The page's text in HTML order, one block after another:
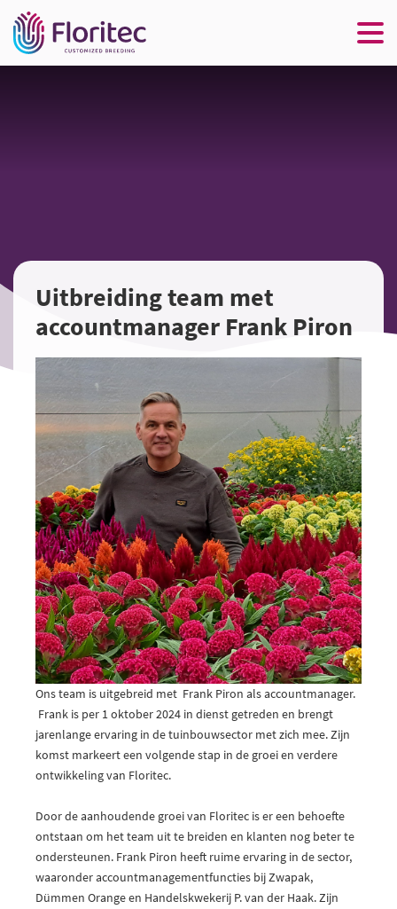
Uitbreiding team met
accountmanager Frank Piron
Ons team is uitgebreid met Frank Piron als accountmanager.
Frank is per 1 oktober 2024 in dienst getreden en brengt
jarenlange ervaring in de tuinbouwsector met zich mee. Zijn
komst markeert een volgende stap in de groei en verdere
ontwikkeling van Floritec.
Door de aanhoudende groei van Floritec is er een behoefte
ontstaan om het team uit te breiden en klanten nog beter te
ondersteunen. Frank Piron heeft ruime ervaring in de sector,
waaronder accountmanagementfuncties bij Zwapak,
Dümmen Orange en Handelskwekerij P. van der Haak. Zijn